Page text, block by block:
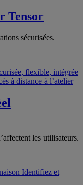
Tensor
sécurisées.
flexible, intégrée
à distance à l’atelier
les utilisateurs.
Identifiez et